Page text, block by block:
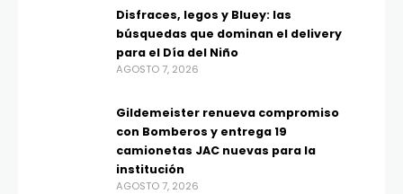
Disfraces, legos y Bluey: las
búsquedas que dominan el delivery
para el Día del Niño
AGOSTO 7, 2026
Gildemeister renueva compromiso
con Bomberos y entrega 19
camionetas JAC nuevas para la
institución
AGOSTO 7, 2026